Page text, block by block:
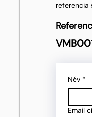
referencia
Név *
Email